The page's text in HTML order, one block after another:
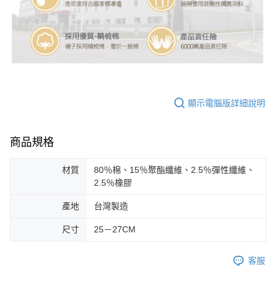
顯示電腦版詳細說明
商品規格
材質
80％棉、15％聚酯纖維、2.5％彈性纖維、
2.5％橡膠
產地 台灣製造
尺寸 25－27CM
客服